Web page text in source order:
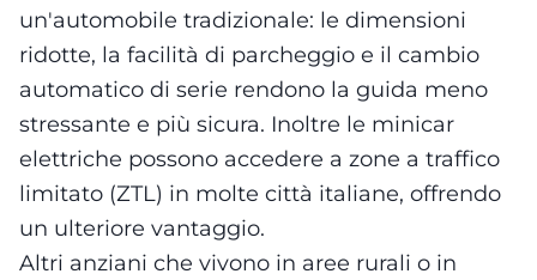
un'automobile tradizionale: le dimensioni
ridotte, la facilità di parcheggio e il cambio
automatico di serie rendono la guida meno
stressante e più sicura. Inoltre le minicar
elettriche possono accedere a zone a traffico
limitato (ZTL) in molte città italiane, offrendo
un ulteriore vantaggio.
Altri anziani che vivono in aree rurali o in